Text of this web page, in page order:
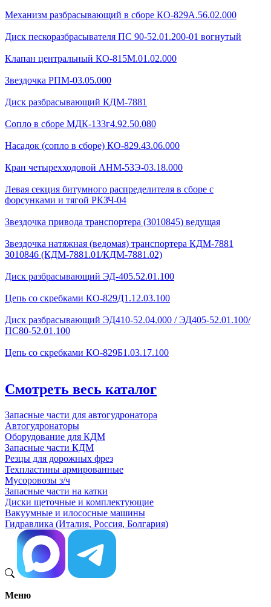
Механизм разбрасывающий в сборе КО-829А.56.02.000
Диск пескоразбрасывателя ПС 90-52.01.200-01 вогнутый
Клапан центральный КО-815М.01.02.000
Звездочка РПМ-03.05.000
Диск разбрасывающий КДМ-7881
Сопло в сборе МДК-133г4.92.50.080
Насадок (сопло в сборе) КО-829.43.06.000
Кран четырехходовой AHМ-53Э-03.18.000
Левая секция битумного распределителя в сборе с
форсунками и тягой РКЗЧ-04
Звездочка привода транспортера (3010845) ведущая
Звездочка натяжная (ведомая) транспортера КДМ-7881
3010846 (КДМ-7881.01/КДМ-7881.02)
Диск разбрасывающий ЭД-405.52.01.100
Цепь со скребками КО-829Д1.12.03.100
Диск разбрасывающий ЭД410-52.04.000 / ЭД405-52.01.100/
ПС80-52.01.100
Цепь со скребками КО-829Б1.03.17.100
Смотреть весь каталог
Запасные части для автогудронатора
Автогудронаторы
Оборудование для КДМ
Запасные части КДМ
Резцы для дорожных фрез
Техпластины армированные
Мусоровозы з/ч
Запасные части на катки
Диски щеточные и комплектующие
Вакуумные и илососные машины
Гидравлика (Италия, Россия, Болгария)
Меню